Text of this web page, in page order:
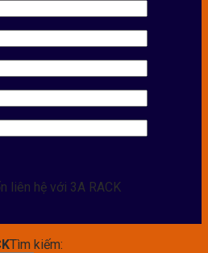
liên hệ với 3A RACK
Tìm kiếm: